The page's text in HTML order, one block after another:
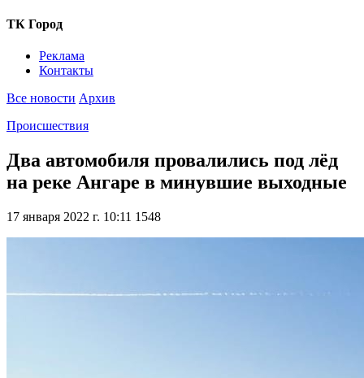
ТК Город
Реклама
Контакты
Все новости Архив
Происшествия
Два автомобиля провалились под лёд
на реке Ангаре в минувшие выходные
17 января 2022 г. 10:11 1548